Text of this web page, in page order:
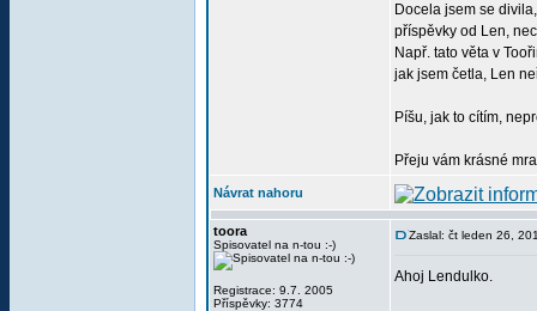
Docela jsem se
příspěvky od Len,
Např. tato věta v
jak jsem četla, Len
Píšu, jak to cítím,
Přeju vám krásné
Návrat nahoru
toora
Spisovatel na n-tou :-)
Registrace: 9.7. 2005
Příspěvky: 3774
Zaslal: čt leden 26,
Ahoj Lendulko.